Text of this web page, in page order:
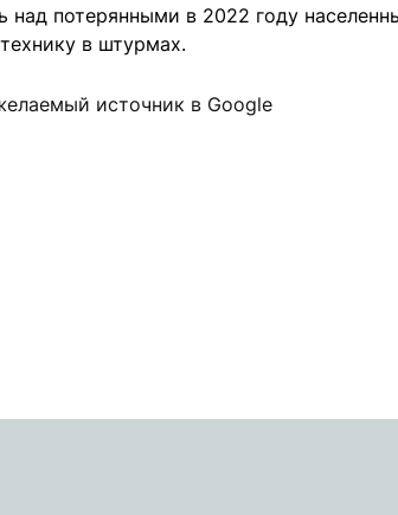
над потерянными в 2022 году
в штурмах.
источник в Google